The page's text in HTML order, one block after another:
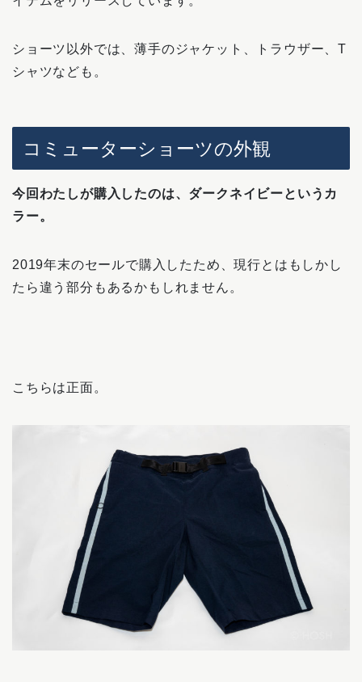
ショーツ以外では、薄手のジャケット、トラウザー、T
シャツなども。
コミューターショーツの外観
今回わたしが購入したのは、ダークネイビーというカ
ラー。
2019年末のセールで購入したため、現行とはもしかし
たら違う部分もあるかもしれません。
こちらは正面。